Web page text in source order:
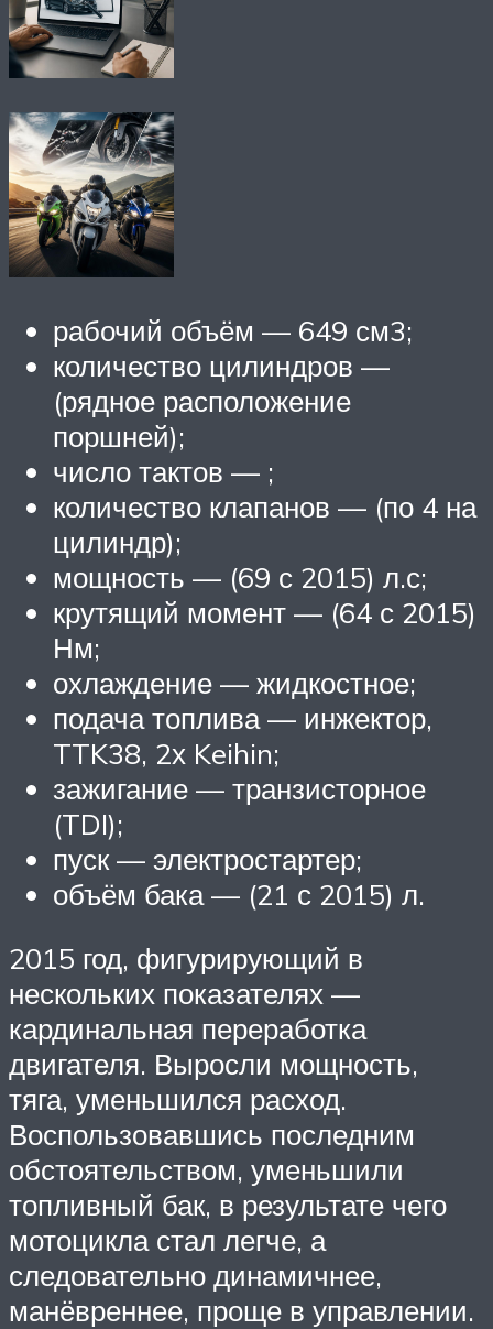
рабочий объём — 649 см3;
количество цилиндров —
(рядное расположение
поршней);
число тактов — ;
количество клапанов — (по 4 на
цилиндр);
мощность — (69 с 2015) л.с;
крутящий момент — (64 с 2015)
Нм;
охлаждение — жидкостное;
подача топлива — инжектор,
TTK38, 2х Keihin;
зажигание — транзисторное
(TDI);
пуск — электростартер;
объём бака — (21 с 2015) л.
2015 год, фигурирующий в
нескольких показателях —
кардинальная переработка
двигателя. Выросли мощность,
тяга, уменьшился расход.
Воспользовавшись последним
обстоятельством, уменьшили
топливный бак, в результате чего
мотоцикла стал легче, а
следовательно динамичнее,
манёвреннее, проще в управлении.